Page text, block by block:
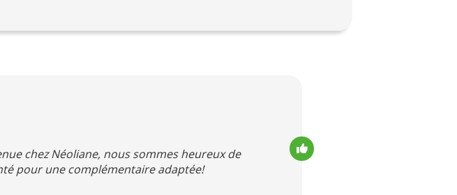
chez Néoliane, nous sommes heureux de
pour une complémentaire adaptée!